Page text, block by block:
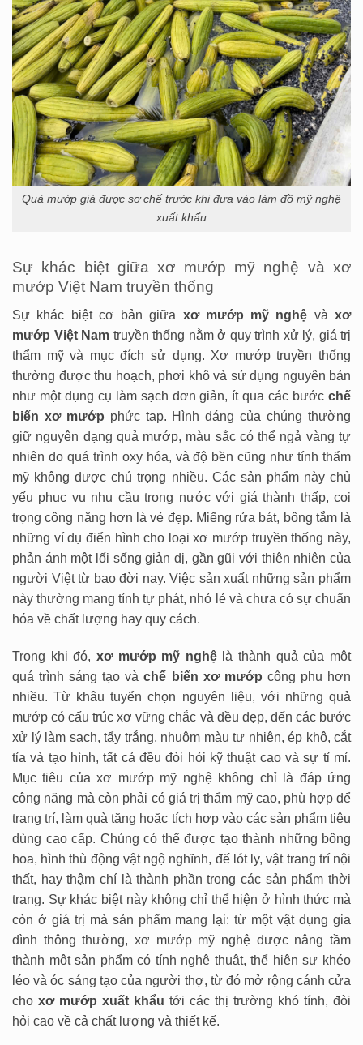
Quả mướp già được sơ chế trước khi đưa vào làm đồ mỹ nghệ
xuất khẩu
Sự khác biệt giữa xơ mướp mỹ nghệ và xơ
mướp Việt Nam truyền thống
Sự khác biệt cơ bản giữa xơ mướp mỹ nghệ vàxơ
mướp Việt Nam truyền thống nằm ở quy trình xử lý, giá trị
thẩm mỹ và mục đích sử dụng. Xơ mướp truyền thống
thường được thu hoạch, phơi khô và sử dụng nguyên bản
như một dụng cụ làm sạch đơn giản, ít qua các bước chế
biến xơ mướp phức tạp. Hình dáng của chúng thường
giữ nguyên dạng quả mướp, màu sắc có thể ngả vàng tự
nhiên do quá trình oxy hóa, và độ bền cũng như tính thẩm
mỹ không được chú trọng nhiều. Các sản phẩm này chủ
yếu phục vụ nhu cầu trong nước với giá thành thấp, coi
trọng công năng hơn là vẻ đẹp. Miếng rửa bát, bông tắm là
những ví dụ điển hình cho loại xơ mướp truyền thống này,
phản ánh một lối sống giản dị, gần gũi với thiên nhiên của
người Việt từ bao đời nay. Việc sản xuất những sản phẩm
này thường mang tính tự phát, nhỏ lẻ và chưa có sự chuẩn
hóa về chất lượng hay quy cách.
Trong khi đó, xơ mướp mỹ nghệlà thành quả của một
quá trình sáng tạo vàchế biến xơ mướp công phu hơn
nhiều. Từ khâu tuyển chọn nguyên liệu, với những quả
mướp có cấu trúc xơ vững chắc và đều đẹp, đến các bước
xử lý làm sạch, tẩy trắng, nhuộm màu tự nhiên, ép khô, cắt
tỉa và tạo hình, tất cả đều đòi hỏi kỹ thuật cao và sự tỉ mỉ.
Mục tiêu của xơ mướp mỹ nghệ không chỉ là đáp ứng
công năng mà còn phải có giá trị thẩm mỹ cao, phù hợp để
trang trí, làm quà tặng hoặc tích hợp vào các sản phẩm tiêu
dùng cao cấp. Chúng có thể được tạo thành những bông
hoa, hình thù động vật ngộ nghĩnh, đế lót ly, vật trang trí nội
thất, hay thậm chí là thành phần trong các sản phẩm thời
trang. Sự khác biệt này không chỉ thể hiện ở hình thức mà
còn ở giá trị mà sản phẩm mang lại: từ một vật dụng gia
đình thông thường, xơ mướp mỹ nghệ được nâng tầm
thành một sản phẩm có tính nghệ thuật, thể hiện sự khéo
léo và óc sáng tạo của người thợ, từ đó mở rộng cánh cửa
cho xơ mướp xuất khẩu tới các thị trường khó tính, đòi
hỏi cao về cả chất lượng và thiết kế.